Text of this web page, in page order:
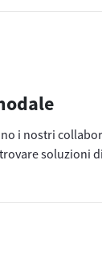
i nostri
soluzioni